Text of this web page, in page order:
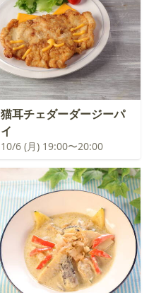
猫耳チェダーダージーパ
イ
10/6 (月) 19:00〜20:00